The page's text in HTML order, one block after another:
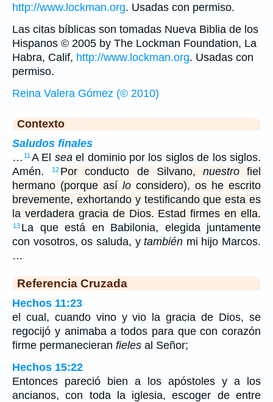
http://www.lockman.org. Usadas con permiso.
Las citas bíblicas son tomadas Nueva Biblia de los
Hispanos © 2005 by The Lockman Foundation, La
Habra, Calif, http://www.lockman.org. Usadas con
permiso.
Reina Valera Gómez (© 2010)
Contexto
Saludos finales
… 11 A El sea el dominio por los siglos de los siglos.
Amén.
12 Por conducto de Silvano, nuestrofiel
hermano (porque así lo considero), os he escrito
brevemente, exhortando y testificando que esta es
la verdadera gracia de Dios. Estad firmes en ella.
13 La que está en Babilonia, elegida juntamente
con vosotros, os saluda, ytambién mi hijo Marcos.
…
Referencia Cruzada
Hechos 11:23
el cual, cuando vino y vio la gracia de Dios, se
regocijó y animaba a todos para que con corazón
firme permanecieran fieles al Señor;
Hechos 15:22
Entonces pareció bien a los apóstoles y a los
ancianos, con toda la iglesia, escoger de entre